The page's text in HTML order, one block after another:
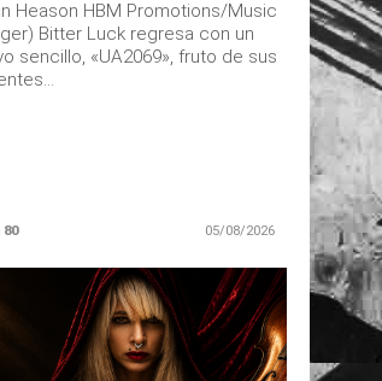
Heason HBM Promotions/Music
Bitter Luck regresa con un
sencillo, «UA2069», fruto de sus
80 05/08/2026
LEER
MAS